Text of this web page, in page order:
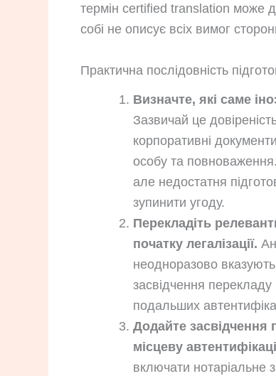
термін certified translation може
собі не описує всіх вимог
Практична послідовність
Визначте, які саме
Зазвичай це
корпоративні
особу та
але недостатня
зупинити угоду.
Перекладіть
початку легалізації.
неодноразово
засвідчення
подальших
Додайте засвідчення
місцеву
включати нотаріальне